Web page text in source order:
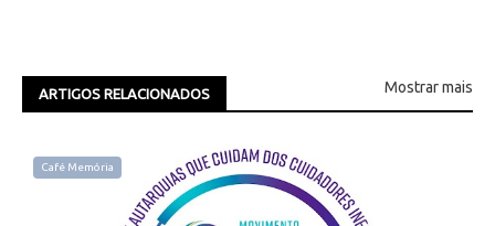
ARTIGOS RELACIONADOS Mostrar mais
Café Memória